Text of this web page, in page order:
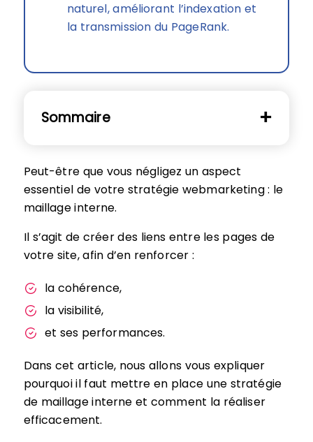
naturel, améliorant l’indexation et
la transmission du PageRank.
Sommaire
Peut-être que vous négligez un aspect
essentiel de votre stratégie webmarketing : le
maillage interne.
Il s’agit de créer des liens entre les pages de
votre site, afin d’en renforcer :
la cohérence,
la visibilité,
et ses performances.
Dans cet article, nous allons vous expliquer
pourquoi il faut mettre en place une stratégie
de maillage interne et comment la réaliser
efficacement.